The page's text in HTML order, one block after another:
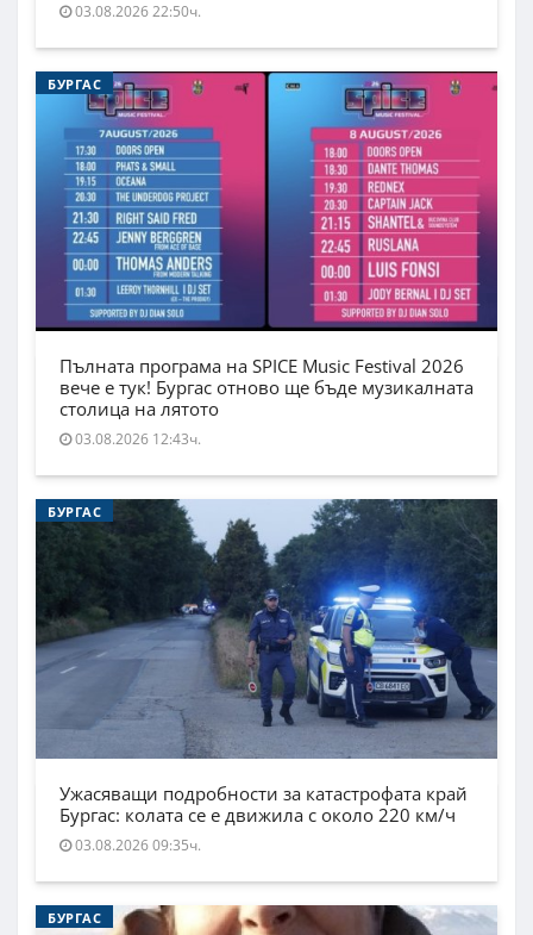
03.08.2026 22:50ч.
БУРГАС
Пълната програма на SPICE Music Festival 2026
вече е тук! Бургас отново ще бъде музикалната
столица на лятото
03.08.2026 12:43ч.
БУРГАС
Ужасяващи подробности за катастрофата край
Бургас: колата се е движила с около 220 км/ч
03.08.2026 09:35ч.
БУРГАС